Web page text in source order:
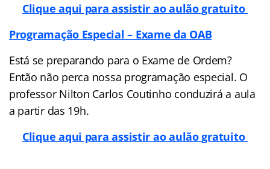
Clique aqui para assistir ao aulão gratuito
Programação Especial – Exame da OAB
Está se preparando para o Exame de Ordem?
Então não perca nossa programação especial. O
professor Nilton Carlos Coutinho conduzirá a aula
a partir das 19h.
Clique aqui para assistir ao aulão gratuito